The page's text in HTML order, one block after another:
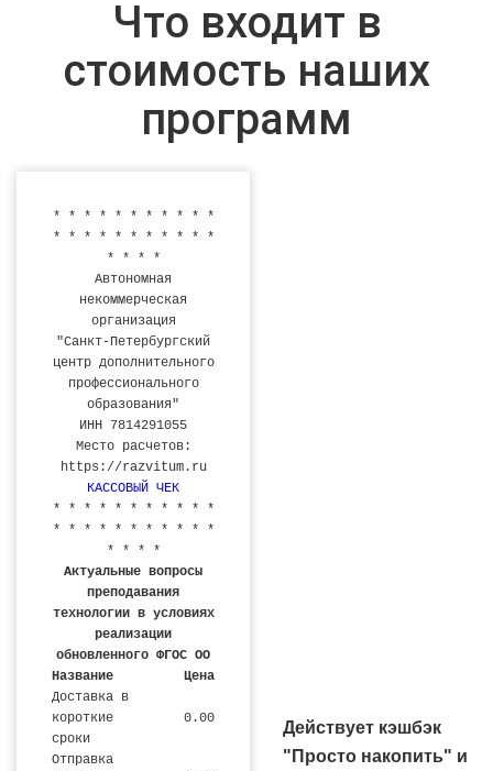
Что входит в
стоимость наших
программ
* * * * * * * * * * *
* * * * * * * * * * *
* * * *
Автономная
некоммерческая
организация
"Санкт-Петербургский
центр дополнительного
профессионального
образования"
ИНН 7814291055
Место расчетов:
https://razvitum.ru
КАССОВЫЙ ЧЕК
* * * * * * * * * * *
* * * * * * * * * * *
* * * *
Актуальные вопросы
преподавания
технологии в условиях
реализации
обновленного ФГОС ОО
Название
Цена
Доставка в
короткие
сроки
0.00
Отправка
Действует кэшбэк
"Просто накопить" и